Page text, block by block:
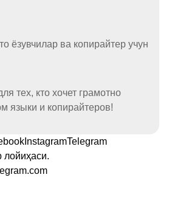
ёзувчилар ва копирайтер учун
тех, кто хочет грамотно
языки и копирайтеров!
InstagramTelegram
лойиҳаси.